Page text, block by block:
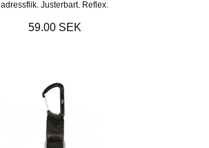
adressflik. Justerbart. Reflex.
59.00 SEK